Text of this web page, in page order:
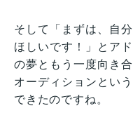
そして「まずは、自
ほしいです！」とア
の夢ともう一度向き
オーディションとい
できたのですね。